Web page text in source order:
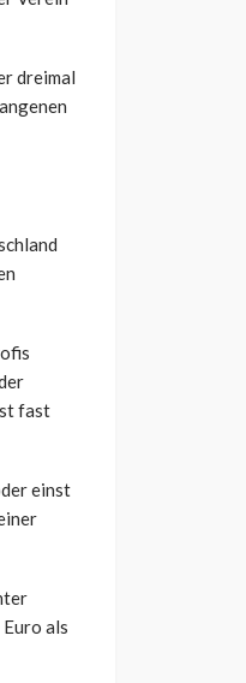
dreimal
fast
einst
als